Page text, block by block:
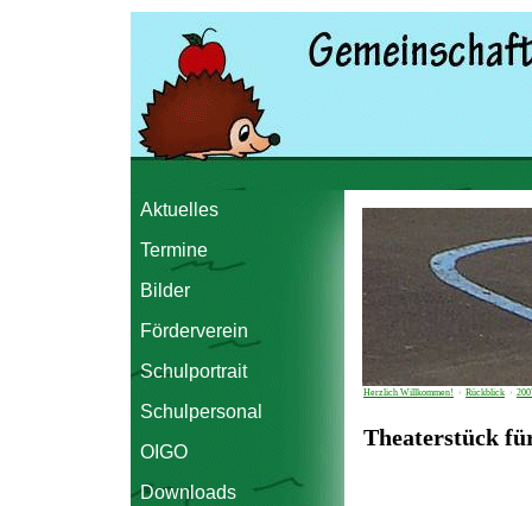
Aktuelles
Termine
Bilder
Förderverein
Schulportrait
Schulpersonal
OIGO
Downloads
Herzlich Willkommen! › Rückblick ›
Theaterstück